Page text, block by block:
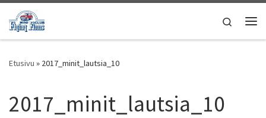
Skip to content
Search
Etusivu » 2017_minit_lautsia_10
2017_minit_lautsia_10